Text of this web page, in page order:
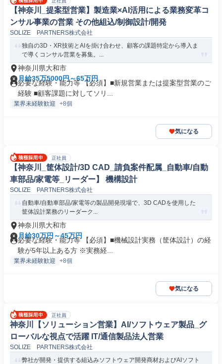
【神奈川_提案型営業】製造業×AI活用による業務変革コ
ンサル事業の営業 その他組込/制御設計/開発
SOLIZE PARTNERS株式会社
独自の3D・XR技術とAIを掛け合わせ、顧客の課題特定から導入ま
で導くコンサル営業を募集。...
神奈川県大和市
月給35万5000円～65万円
必要な経験・能力等 【必須】■新規営業または提案型営業のご
経験 ■顧客課題に対してソリ...
業界未経験歓迎 +8個
気になる
正社員
【神奈川_筐体設計/3D CAD_請負案件配属_自動車/自動
車部品/家電等_リーダー】 機構設計
SOLIZE PARTNERS株式会社
自動車/自動車部品/家電等の製品開発現場で、3D CADを使用した
筐体設計業務のリーダーク...
神奈川県大和市
月給30万円～45万円
必要な経験・能力等 【必須】■機械設計実務（筐体設計）の経
験が5年以上ある方 ※実務経...
業界未経験歓迎 +8個
気になる
正社員
神奈川【ソリューション営業】AI/ソフトウェア製品_グ
ローバルな視点で活躍 IT/通信製品法人営業
SOLIZE PARTNERS株式会社
弊社が開発・提供する組込みソフトウェア開発商材およびAIソフト